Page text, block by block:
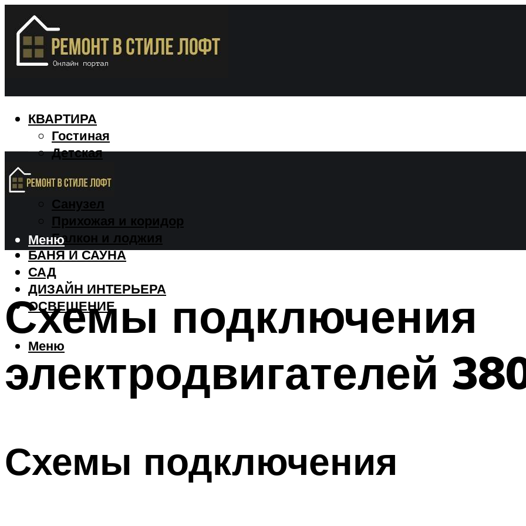
КВАРТИРА
Гостиная
Детская
Спальня
Санузел
Прихожая и коридор
Балкон и лоджия
БАНЯ И САУНА
САД
ДИЗАЙН ИНТЕРЬЕРА
ОСВЕЩЕНИЕ
Меню
Меню
Схемы подключения
электродвигателей
Схемы подключения